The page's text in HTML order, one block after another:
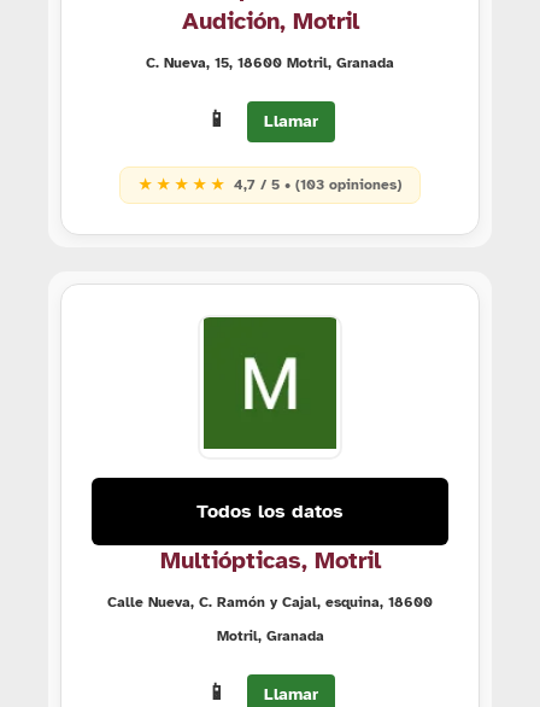
Audición, Motril
C. Nueva, 15, 18600 Motril, Granada
📱 Llamar
★ ★ ★ ★ ★ 4,7 / 5 • (103 opiniones)
Todos los datos
Multiópticas, Motril
Calle Nueva, C. Ramón y Cajal, esquina, 18600
Motril, Granada
📱 Llamar